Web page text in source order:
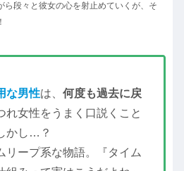
ら段々と彼女の心を射止めていくが、そ
な男性は、 何度も過去に戻
れ女性をうまく口説くこと
かし…？
リープ系な物語。『タイム